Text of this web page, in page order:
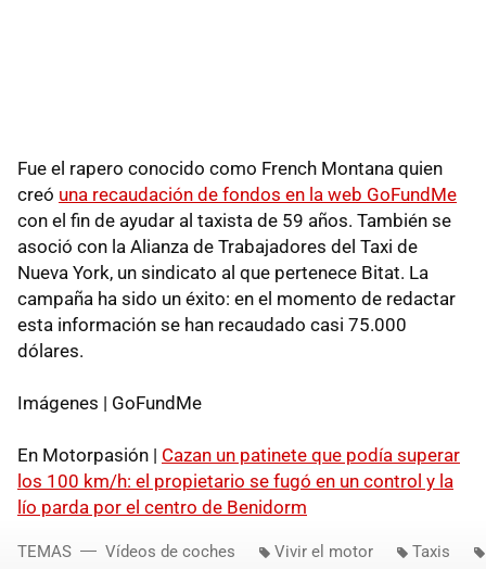
Fue el rapero conocido como French Montana quien
creó una recaudación de fondos en la web GoFundMe
con el fin de ayudar al taxista de 59 años. También se
asoció con la Alianza de Trabajadores del Taxi de
Nueva York, un sindicato al que pertenece Bitat. La
campaña ha sido un éxito: en el momento de redactar
esta información se han recaudado casi 75.000
dólares.
Imágenes | GoFundMe
En Motorpasión | Cazan un patinete que podía superar
los 100 km/h: el propietario se fugó en un control y la
lío parda por el centro de Benidorm
TEMAS Vídeos de coches Vivir el motor Taxis